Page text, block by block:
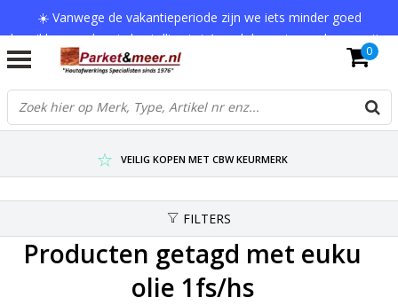
☀️ Vanwege de vakantieperiode zijn we iets minder goed
bereikbaar en kan je bestelling tot 1 werkdag extra onderweg zijn.
Bedankt voor je begrip!
VERZENDKOSTEN € 7,95 (GRATIS VA €75,-)
SCHERPSTE PRIJZEN TOT WEL 75% KORTING !
VEILIG KOPEN MET CBW KEURMERK
0
FILTERS
Producten getagd met euku
olie 1fs/hs